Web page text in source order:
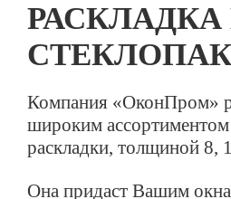
РАСКЛАДКА
Компания «ОконПром»
широким ассортиментом
раскладки, толщиной 8,
Она придаст Вашим